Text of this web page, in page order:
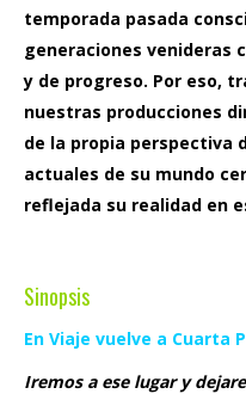
temporada pasada
generaciones venideras
y de progreso. Por eso,
nuestras producciones
de la propia perspectiva
actuales de su mundo
reflejada su realidad en
Sinopsis
En Viaje vuelve a Cuarta
Iremos a ese lugar y